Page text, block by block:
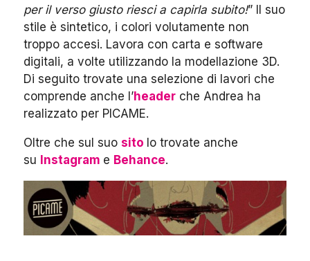
per il verso giusto riesci a capirla subito!” Il suo
stile è sintetico, i colori volutamente non
troppo accesi. Lavora con carta e software
digitali, a volte utilizzando la modellazione 3D.
Di seguito trovate una selezione di lavori che
comprende anche l’header che Andrea ha
realizzato per PICAME.
Oltre che sul suo sito lo trovate anche
su Instagram e Behance.